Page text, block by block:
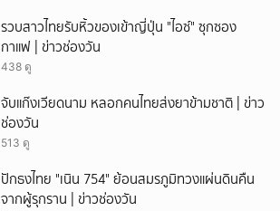
รวบสาวไทยรับหิ้วของเข้าญี่ปุ่น "ไอซ์" ซุกซอง
กาแฟ | ข่าวช่องวัน
438 ดู
จับแก๊งเวียดนาม หลอกคนไทยส่งยาข้ามชาติ | ข่าว
ช่องวัน
513 ดู
ปักธงไทย "เนิน 754" ย้อนสมรภูมิทวงแผ่นดินคืน
จากผู้รุกราน | ข่าวช่องวัน